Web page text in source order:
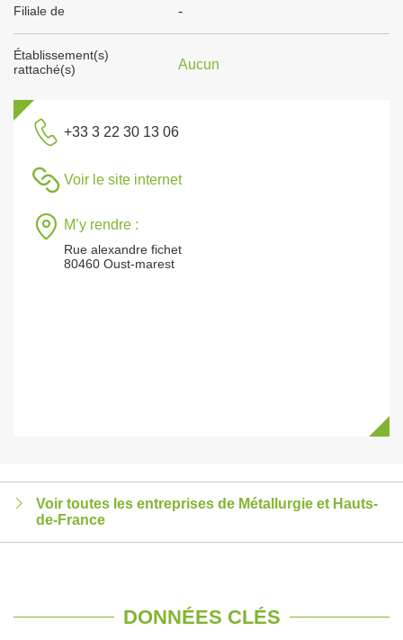
Filiale de -
Établissement(s)
rattaché(s)
Aucun
+33 3 22 30 13 06
Voir le site internet
M’y rendre :
Rue alexandre fichet
80460 Oust-marest
Voir toutes les entreprises de Métallurgie et Hauts-
de-France
DONNÉES CLÉS